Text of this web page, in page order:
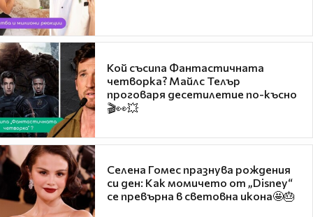
Кой съсипа Фантастичната
четворка? Майлс Телър
проговаря десетилетие по-късно
🎬👀💥
Селена Гомес празнува рождения
си ден: Как момичето от „Disney“
се превърна в световна икона🤩🎂